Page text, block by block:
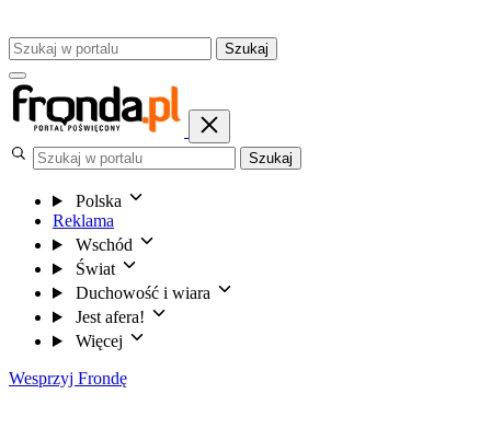
Szukaj
Szukaj
Polska
Reklama
Wschód
Świat
Duchowość i wiara
Jest afera!
Więcej
Wesprzyj Frondę